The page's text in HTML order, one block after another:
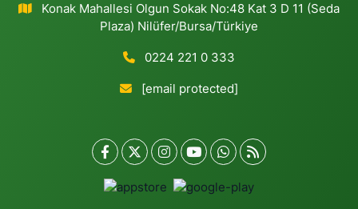
Konak Mahallesi Olgun Sokak No:48 Kat 3 D 11 (Seda
Plaza) Nilüfer/Bursa/Türkiye
0224 221 0 333
[email protected]